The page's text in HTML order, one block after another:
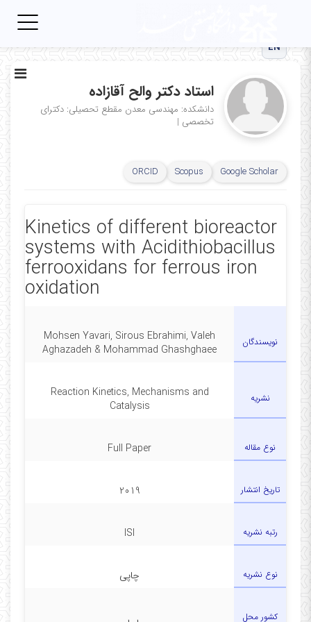
EN
استاد دکتر والح آقازاده
دانشکده: مهندسی معدن مقطع تحصیلی: دکترای
تخصصی |
Google Scholar
Scopus
ORCID
Kinetics of different bioreactor
systems with Acidithiobacillus
ferrooxidans for ferrous iron
oxidation
نویسندگان
Mohsen Yavari, Sirous Ebrahimi, Valeh
Aghazadeh & Mohammad Ghashghaee
نشریه
Reaction Kinetics, Mechanisms and
Catalysis
نوع مقاله Full Paper
تاریخ انتشار 2019
رتبه نشریه ISI
نوع نشریه چاپی
کشور محل